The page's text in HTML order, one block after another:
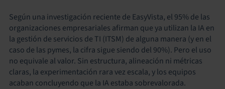
Según una investigación reciente de EasyVista, el 95% de las
organizaciones empresariales afirman que ya utilizan la IA en
la gestión de servicios de TI (ITSM) de alguna manera (y en el
caso de las pymes, la cifra sigue siendo del 90%). Pero el uso
no equivale al valor. Sin estructura, alineación ni métricas
claras, la experimentación rara vez escala, y los equipos
acaban concluyendo que la IA estaba sobrevalorada.